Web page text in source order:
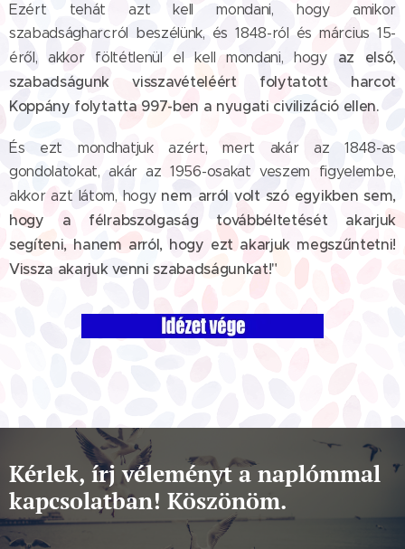
Ezért tehát azt kell mondani, hogy amikor
szabadságharcról beszélünk, és 1848-ról és március 15-
éről, akkor föltétlenül el kell mondani, hogy az első,
szabadságunk visszavételéért folytatott harcot
Koppány folytatta 997-ben a nyugati civilizáció ellen.
És ezt mondhatjuk azért, mert akár az 1848-as
gondolatokat, akár az 1956-osakat veszem figyelembe,
akkor azt látom, hogy nem arról volt szó egyikben sem,
hogy a félrabszolgaság továbbéltetését akarjuk
segíteni, hanem arról, hogy ezt akarjuk megszűntetni!
Vissza akarjuk venni szabadságunkat!"
Kérlek, írj véleményt a naplómmal
kapcsolatban! Köszönöm.